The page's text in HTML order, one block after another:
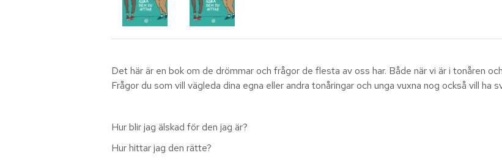
Det här är en bok om de drömmar och frågor de flesta av oss har. Både när vi är i tonåren
Frågor du som vill vägleda dina egna eller andra tonåringar och unga vuxna nog också vill ha
Hur blir jag älskad för den jag är?
Hur hittar jag den rätte?